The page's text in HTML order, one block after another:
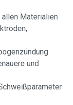
Materialien
und